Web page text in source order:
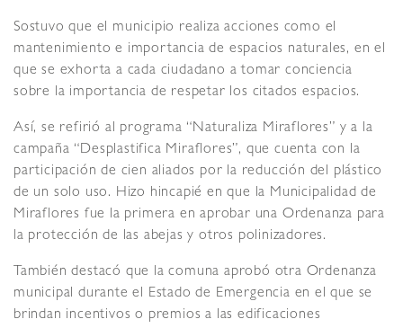
Sostuvo que el municipio realiza acciones como el
mantenimiento e importancia de espacios naturales, en el
que se exhorta a cada ciudadano a tomar conciencia
sobre la importancia de respetar los citados espacios.
Así, se refirió al programa “Naturaliza Miraflores” y a la
campaña “Desplastifica Miraflores”, que cuenta con la
participación de cien aliados por la reducción del plástico
de un solo uso. Hizo hincapié en que la Municipalidad de
Miraflores fue la primera en aprobar una Ordenanza para
la protección de las abejas y otros polinizadores.
También destacó que la comuna aprobó otra Ordenanza
municipal durante el Estado de Emergencia en el que se
brindan incentivos o premios a las edificaciones